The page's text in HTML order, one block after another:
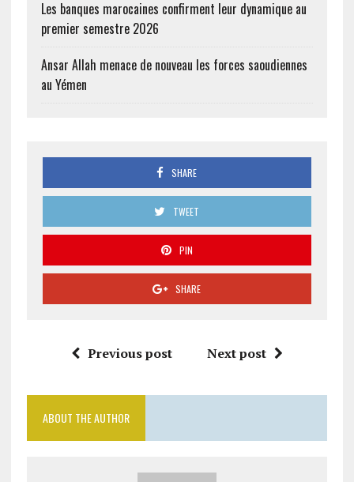
Les banques marocaines confirment leur dynamique au
premier semestre 2026
Ansar Allah menace de nouveau les forces saoudiennes
au Yémen
SHARE
TWEET
PIN
SHARE
Previous post Next post
ABOUT THE AUTHOR